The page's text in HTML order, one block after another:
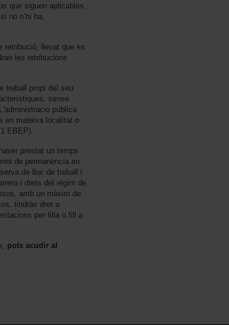
que siguen aplicables,
no n’hi ha,
retribució, llevat que es
les retribucions
treball propi del seu
sense
pública
en mateixa localitat o
EBEP).
prestat un temps
de permanència en
de lloc de treball i
i drets del règim de
amb un màxim de
tindràs dret a
per filla o fill a
pots acudir al